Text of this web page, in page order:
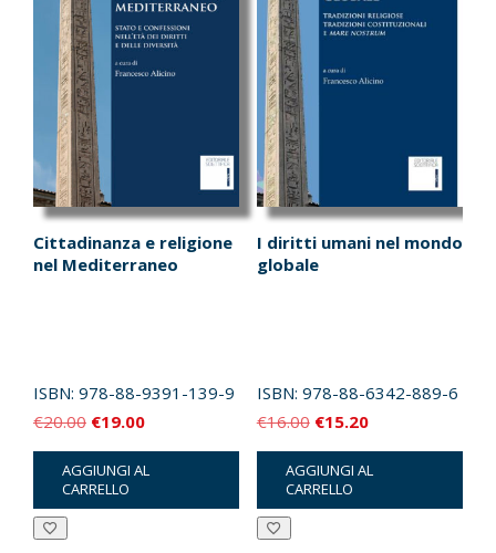
Cittadinanza e religione
nel Mediterraneo
ISBN: 978-88-9391-139-9
€20.00 Il
prezzo
originale
era:
€19.00Il
prezzo
attuale
è:
AGGIUNGI AL
CARRELLO
I diritti umani nel mondo
globale
ISBN: 978-88-6342-889-6
€16.00 Il
prezzo
originale
era:
€15.20Il
prezzo
attuale
è:
AGGIUNGI AL
CARRELLO